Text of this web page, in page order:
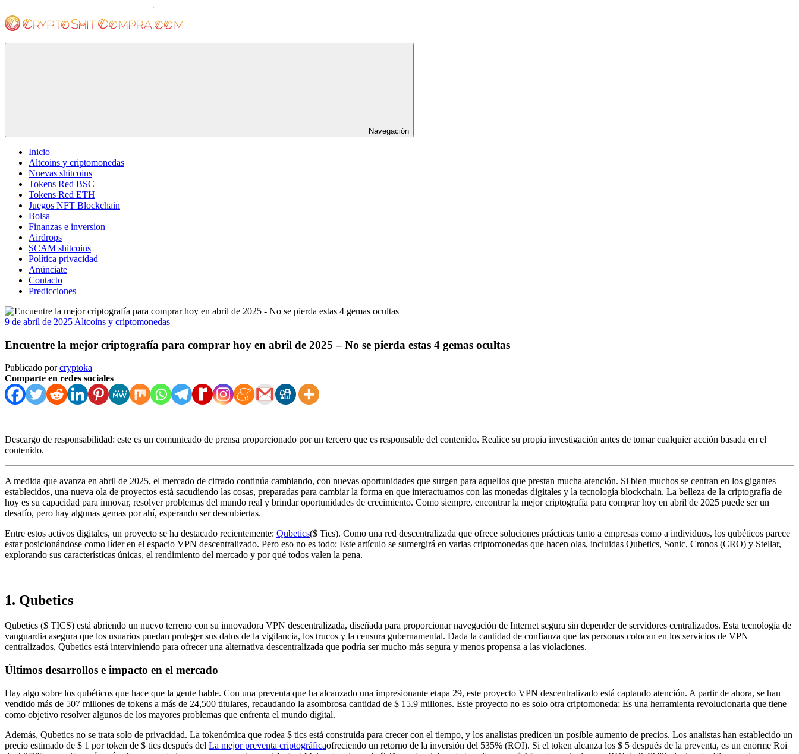
al
contenido
Navegación
Inicio
Altcoins y criptomonedas
Nuevas shitcoins
Tokens Red BSC
Tokens Red ETH
Juegos NFT Blockchain
Bolsa
Finanzas e inversion
Airdrops
SCAM shitcoins
Política privacidad
Anúnciate
Contacto
Predicciones
9 de abril de 2025 Altcoins y criptomonedas
Encuentre la mejor criptografía para comprar hoy en abril de 2025 – No se pierda estas 4 gemas ocultas
Publicado porcryptoka
Comparte en redes sociales
Descargo de responsabilidad: este es un comunicado de prensa proporcionado por un tercero que es responsable del contenido. Realice su propia investigación antes de tomar cualquier acción basada en el
contenido.
A medida que avanza en abril de 2025, el mercado de cifrado continúa cambiando, con nuevas oportunidades que surgen para aquellos que prestan mucha atención. Si bien muchos se centran en los gigantes
establecidos, una nueva ola de proyectos está sacudiendo las cosas, preparadas para cambiar la forma en que interactuamos con las monedas digitales y la tecnología blockchain. La belleza de la criptografía de
hoy es su capacidad para innovar, resolver problemas del mundo real y brindar oportunidades de crecimiento. Como siempre, encontrar la mejor criptografía para comprar hoy en abril de 2025 puede ser un
desafío, pero hay algunas gemas por ahí, esperando ser descubiertas.
Entre estos activos digitales, un proyecto se ha destacado recientemente: Qubetics($ Tics). Como una red descentralizada que ofrece soluciones prácticas tanto a empresas como a individuos, los qubéticos parece
estar posicionándose como líder en el espacio VPN descentralizado. Pero eso no es todo; Este artículo se sumergirá en varias criptomonedas que hacen olas, incluidas Qubetics, Sonic, Cronos (CRO) y Stellar,
explorando sus características únicas, el rendimiento del mercado y por qué todos valen la pena.
1. Qubetics
Qubetics ($ TICS) está abriendo un nuevo terreno con su innovadora VPN descentralizada, diseñada para proporcionar navegación de Internet segura sin depender de servidores centralizados. Esta tecnología de
vanguardia asegura que los usuarios puedan proteger sus datos de la vigilancia, los trucos y la censura gubernamental. Dada la cantidad de confianza que las personas colocan en los servicios de VPN
centralizados, Qubetics está interviniendo para ofrecer una alternativa descentralizada que podría ser mucho más segura y menos propensa a las violaciones.
Últimos desarrollos e impacto en el mercado
Hay algo sobre los qubéticos que hace que la gente hable. Con una preventa que ha alcanzado una impresionante etapa 29, este proyecto VPN descentralizado está captando atención. A partir de ahora, se han
vendido más de 507 millones de tokens a más de 24,500 titulares, recaudando la asombrosa cantidad de $ 15.9 millones. Este proyecto no es solo otra criptomoneda; Es una herramienta revolucionaria que tiene
como objetivo resolver algunos de los mayores problemas que enfrenta el mundo digital.
Además, Qubetics no se trata solo de privacidad. La tokenómica que rodea $ tics está construida para crecer con el tiempo, y los analistas predicen un posible aumento de precios. Los analistas han establecido un
precio estimado de $ 1 por token de $ tics después del La mejor preventa criptográficaofreciendo un retorno de la inversión del 535% (ROI). Si el token alcanza los $ 5 después de la preventa, es un enorme Roi